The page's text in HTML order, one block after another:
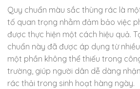
Quy chuẩn màu sắc thùng rác là
tố quan trọng nhằm đảm bảo việc
được thực hiện một cách hiệu quả.
chuẩn này đã được áp dụng từ
một phần không thể thiếu trong
trường, giúp người dân dễ dàng
rác thải trong sinh hoạt hàng ngày.